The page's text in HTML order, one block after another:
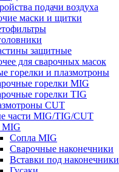
подачи воздуха
маски и щитки
защитные
для сварочных масок
горелки и плазмотроны
горелки MIG
горелки TIG
CUT
части MIG/TIG/CUT
MIG
Сопла MIG
Сварочные наконечники
Вставки под наконечники